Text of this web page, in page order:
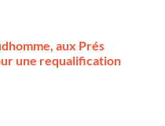
aux Prés
une requalification